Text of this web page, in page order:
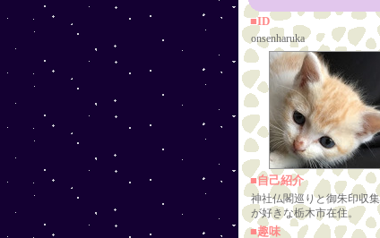
■ID
onsenharuka
■自己紹介
神社仏閣巡りと御朱印収
が好きな栃木市在住。
■趣味